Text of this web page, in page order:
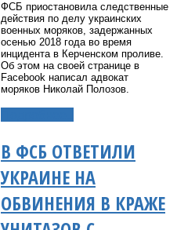
ФСБ приостановила следственные
действия по делу украинских
военных моряков, задержанных
осенью 2018 года во время
инцидента в Керченском проливе.
Об этом на своей странице в
Facebook написал адвокат
моряков Николай Полозов.
В ФСБ ОТВЕТИЛИ
УКРАИНЕ НА
ОБВИНЕНИЯ В КРАЖЕ